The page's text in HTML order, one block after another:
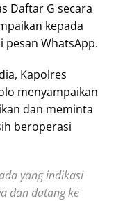
Daftar G secara
kepada
pesan WhatsApp.
Kapolres
menyampaikan
dan meminta
beroperasi
yang indikasi
dan datang ke